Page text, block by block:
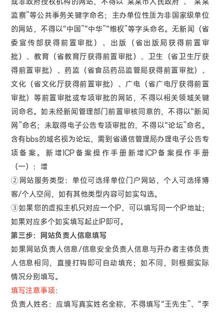
监察”等公共事务关键字命名；主办单位性质为非国家级单位
的网站，不得以“中国”“中华”“维权”等字头命名。无新闻（省
委宣传部获得前置审批）、出版（省出版局获得前置审
批）、教育（省教育厅获得前置审批）、卫生（省卫生厅获
得前置审批）、药监（省食品药品监管局获得前置审批）、
文化（省文化厅获得前置审批）、广电（省广电厅获得前置
审批）等前置审批或专项审批的网站，不得以相关领域关键
词命名。如未经新闻管理部门前置审核同意的，不得以“新闻
网”命名；未取得电子公告专项审批的，不得以“论坛”命名。
含有bbs的域名视为论坛，需到省通信管理局办理电子公告专
项备案。新增ICP备案操作手册新增ICP备案操作手册
（一）：增
②网站服务类型：单位可选择单位门户网站，个人可选择博
客/个人空间，如有其他类型内容可如实勾选。
③如果您的虚拟主机只对应一个IP，可以填写同一个IP地址；
如果对应多个如实填写起止IP即可。
第三步：网站负责人信息填写
如果网站负责人信息/信息安全负责人信息与开办者主体负责
人信息相同，直接打钩即可自动填充；如不同，则根据实际
情况分别填写。
填写注意事项：
负责人姓名：应填写真实姓名全称，不得填写“王先生”、“李